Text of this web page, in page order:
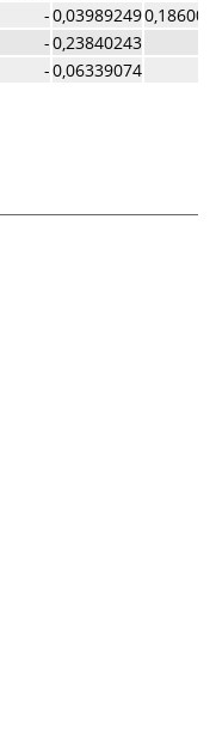
-0,03989249
-0,23840243
-0,06339074